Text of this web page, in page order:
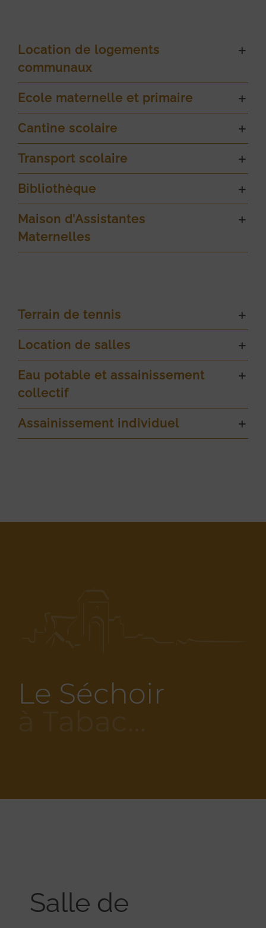
Location de logements
communaux
Ecole maternelle et primaire
Cantine scolaire
Transport scolaire
Bibliothèque
Maison d’Assistantes
Maternelles
Terrain de tennis
Location de salles
Eau potable et assainissement
collectif
Assainissement individuel
Le Séchoir
Salle de